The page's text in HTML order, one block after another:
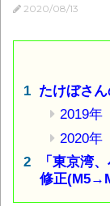
2020/08/13
たけぼさ
2019年
2020年
「東京湾
修正